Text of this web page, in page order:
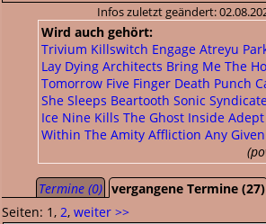
Infos zuletzt geändert:
Wird auch gehört:
Trivium Killswitch Engage Atreyu
Lay Dying Architects Bring Me The
Tomorrow Five Finger Death Punch
She Sleeps Beartooth Sonic Syndicate
Ice Nine Kills The Ghost Inside Adept
Within The Amity Affliction Any
Termine (0) vergangene Termine (27)
Seiten: 1, 2, weiter >>